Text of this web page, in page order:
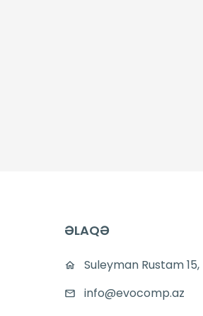
ƏLAQƏ
Suleyman Rustam 15,
info@evocomp.az